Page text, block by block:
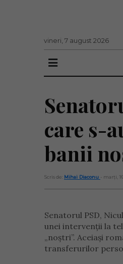
vineri, 7 august 2026
care s-
banii
Scris de: Mihai Diaconu - marți,
Senatorul PSD,
unei intervenții la
„noștri”. Aceiași
transferurilor